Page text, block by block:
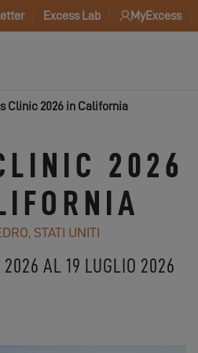
Excess Lab MyExcess
Clinic 2026 in California
2026
STATI UNITI
2026 AL 19 LUGLIO 2026